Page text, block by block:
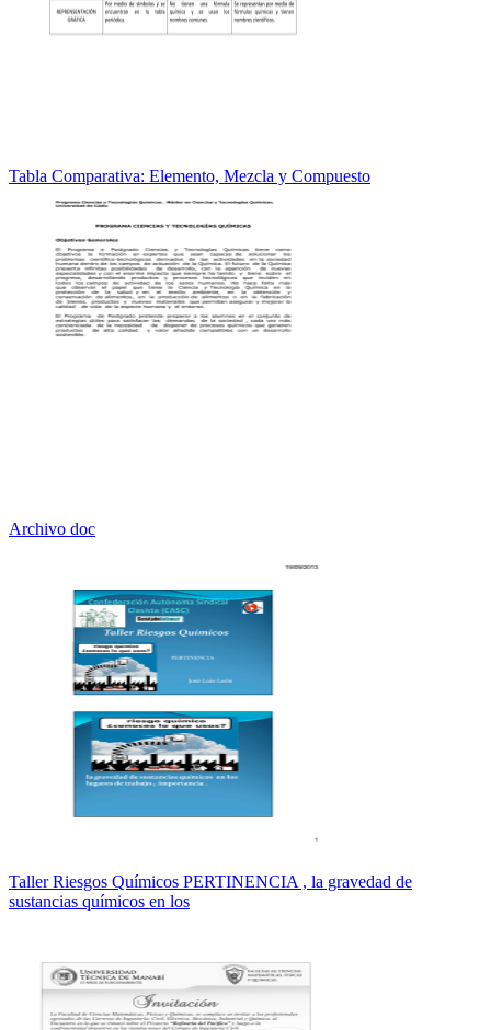
Tabla Comparativa: Elemento, Mezcla y Compuesto
Archivo doc
Taller Riesgos Químicos PERTINENCIA , la gravedad de
sustancias químicos en los